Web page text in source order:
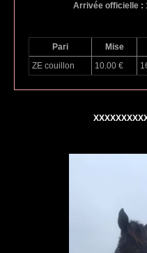
Arrivée officielle :
Pari Mise
ZE couillon
10.00 €